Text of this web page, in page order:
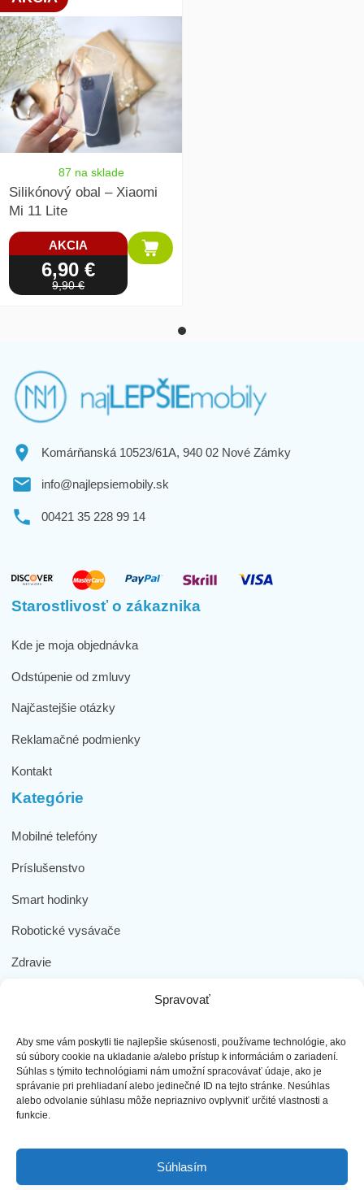
Spravovať
Aby sme vám poskytli tie najlepšie skúsenosti, používame technológie, ako
sú súbory cookie na ukladanie a/alebo prístup k informáciám o zariadení.
Súhlas s týmito technológiami nám umožní spracovávať údaje, ako je
správanie pri prehliadaní alebo jedinečné ID na tejto stránke. Nesúhlas
alebo odvolanie súhlasu môže nepriaznivo ovplyvniť určité vlastnosti a
funkcie.
Súhlasím
87 na sklade
Silikónový obal – Xiaomi
Mi 11 Lite
AKCIA
6,90 €
9,90 €
Komárňanská 10523/61A, 940 02 Nové Zámky
info@najlepsiemobily.sk
00421 35 228 99 14
Starostlivosť o zákaznika
Kde je moja objednávka
Odstúpenie od zmluvy
Najčastejšie otázky
Reklamačné podmienky
Kontakt
Kategórie
Mobilné telefóny
Príslušenstvo
Smart hodinky
Robotické vysávače
Zdravie
Dôležité odkazy
Obchodné podmienky
Ochrana osobných údajov
Doprava a platba
Reklamácia tovaru